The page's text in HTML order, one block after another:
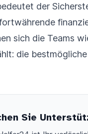
der
sich die Teams
die
Sie